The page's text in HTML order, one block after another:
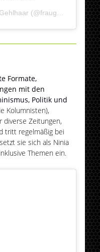
(@fraugehlhaar) am
Formate,
mit den
Politik und
Kolumnisten),
diverse Zeitungen,
tritt regelmäßig bei
sie sich als Ninia
Themen ein.